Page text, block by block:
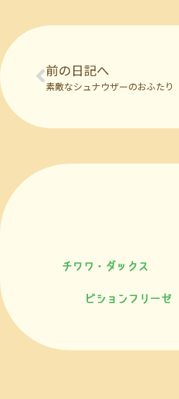
前の日記へ
素敵なシュナウザーのおふたり
チワワ・ダックス
ビションフリーゼ